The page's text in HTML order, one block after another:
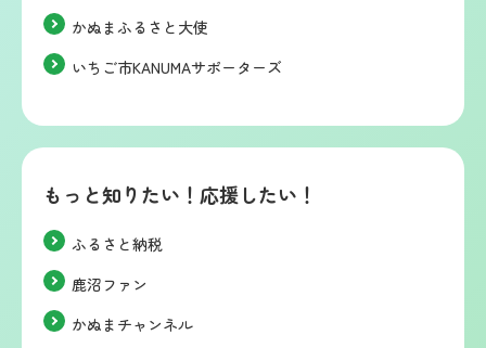
かぬまふるさと大使
いちご市KANUMAサポーターズ
もっと知りたい！応援したい！
ふるさと納税
鹿沼ファン
かぬまチャンネル